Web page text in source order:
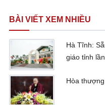
BÀI VIẾT XEM NHIỀU
Hà Tĩnh:
giáo tỉnh
Hòa